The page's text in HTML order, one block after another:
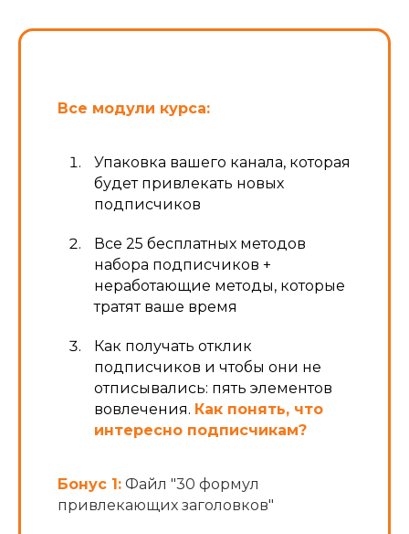
Все модули курса:
Упаковка вашего канала, которая
будет привлекать новых
подписчиков
Все 25 бесплатных методов
набора подписчиков +
неработающие методы, которые
тратят ваше время
Как получать отклик
подписчиков и чтобы они не
отписывались: пять элементов
вовлечения. Как понять, что
интересно подписчикам?
Бонус 1: Файл "30 формул
привлекающих заголовков"